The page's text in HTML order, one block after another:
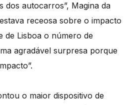
dos autocarros”, Magina da
receosa sobre o impacto
de Lisboa o número de
agradável surpresa porque
o maior dispositivo de